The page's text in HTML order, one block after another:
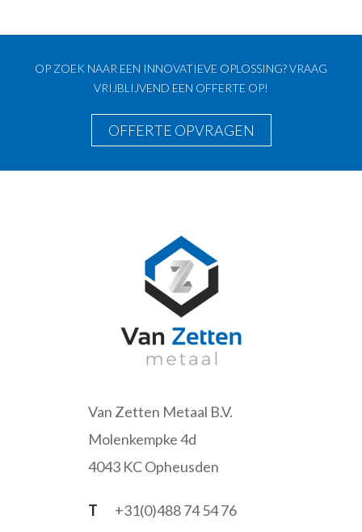
OP ZOEK NAAR EEN INNOVATIEVE OPLOSSING? VRAAG
VRIJBLIJVEND EEN OFFERTE OP!
OFFERTE OPVRAGEN
Van Zetten Metaal B.V.
Molenkempke 4d
4043 KC Opheusden
T
+31(0)488 74 54 76